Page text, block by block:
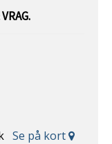
Se på kort